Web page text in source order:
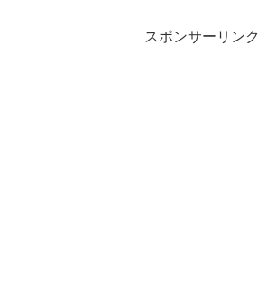
スポンサーリンク